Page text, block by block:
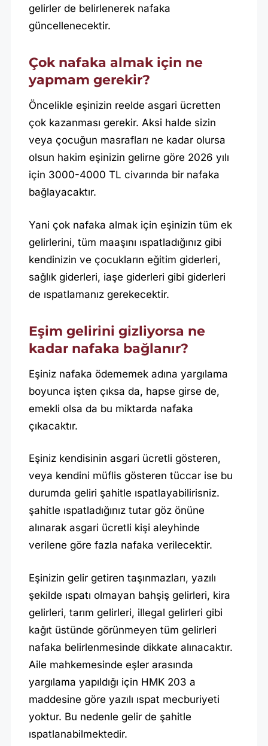
gelirler de belirlenerek nafaka
güncellenecektir.
Çok nafaka almak için ne
yapmam gerekir?
Öncelikle eşinizin reelde asgari ücretten
çok kazanması gerekir. Aksi halde sizin
veya çocuğun masrafları ne kadar olursa
olsun hakim eşinizin gelirne göre 2026 yılı
için 3000-4000 TL civarında bir nafaka
bağlayacaktır.
Yani çok nafaka almak için eşinizin tüm ek
gelirlerini, tüm maaşını ıspatladığınız gibi
kendinizin ve çocukların eğitim giderleri,
sağlık giderleri, iaşe giderleri gibi giderleri
de ıspatlamanız gerekecektir.
Eşim gelirini gizliyorsa ne
kadar nafaka bağlanır?
Eşiniz nafaka ödememek adına yargılama
boyunca işten çıksa da, hapse girse de,
emekli olsa da bu miktarda nafaka
çıkacaktır.
Eşiniz kendisinin asgari ücretli gösteren,
veya kendini müflis gösteren tüccar ise bu
durumda geliri şahitle ıspatlayabilirisniz.
şahitle ıspatladığınız tutar göz önüne
alınarak asgari ücretli kişi aleyhinde
verilene göre fazla nafaka verilecektir.
Eşinizin gelir getiren taşınmazları, yazılı
şekilde ıspatı olmayan bahşiş gelirleri, kira
gelirleri, tarım gelirleri, illegal gelirleri gibi
kağıt üstünde görünmeyen tüm gelirleri
nafaka belirlenmesinde dikkate alınacaktır.
Aile mahkemesinde eşler arasında
yargılama yapıldığı için HMK 203 a
maddesine göre yazılı ıspat mecburiyeti
yoktur. Bu nedenle gelir de şahitle
ıspatlanabilmektedir.